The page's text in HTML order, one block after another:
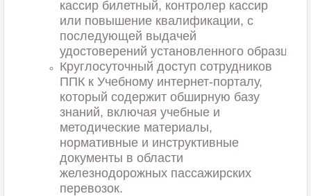
кассир билетный, контролер кассир
или повышение квалификации, с
последующей выдачей
удостоверений установленного образца;
Круглосуточный доступ сотрудников
ППК к Учебному интернет-порталу,
который содержит обширную базу
знаний, включая учебные и
методические материалы,
нормативные и инструктивные
документы в области
железнодорожных пассажирских
перевозок.